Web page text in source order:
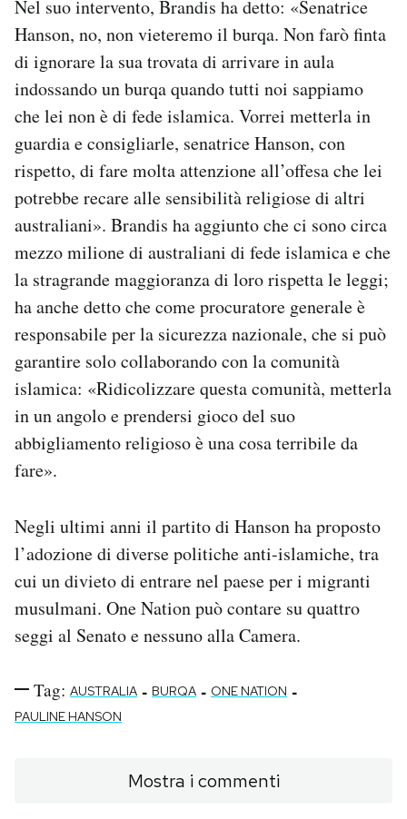
Nel suo intervento, Brandis ha detto: «Senatrice
Hanson, no, non vieteremo il burqa. Non farò finta
di ignorare la sua trovata di arrivare in aula
indossando un burqa quando tutti noi sappiamo
che lei non è di fede islamica. Vorrei metterla in
guardia e consigliarle, senatrice Hanson, con
rispetto, di fare molta attenzione all’offesa che lei
potrebbe recare alle sensibilità religiose di altri
australiani». Brandis ha aggiunto che ci sono circa
mezzo milione di australiani di fede islamica e che
la stragrande maggioranza di loro rispetta le leggi;
ha anche detto che come procuratore generale è
responsabile per la sicurezza nazionale, che si può
garantire solo collaborando con la comunità
islamica: «Ridicolizzare questa comunità, metterla
in un angolo e prendersi gioco del suo
abbigliamento religioso è una cosa terribile da
fare».
Negli ultimi anni il partito di Hanson ha proposto
l’adozione di diverse politiche anti-islamiche, tra
cui un divieto di entrare nel paese per i migranti
musulmani. One Nation può contare su quattro
seggi al Senato e nessuno alla Camera.
Tag: AUSTRALIA - BURQA - ONE NATION -
PAULINE HANSON
Mostra i commenti